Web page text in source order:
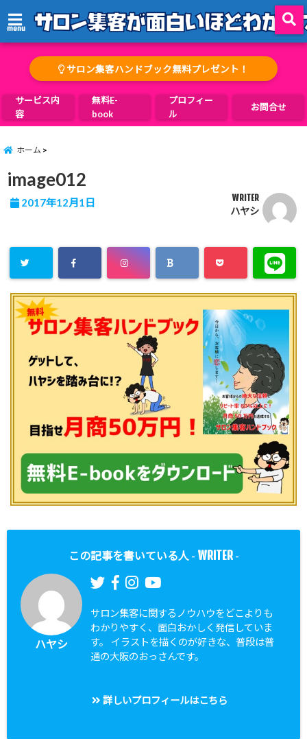
menu
サロン集客ハンドブック無料プレゼント！
サービス内
容
無料E-
book
プロフィー
ル
お問合せ
ホーム
image012
2017年12月1日 WRITER
ハヤシ
この記事を書いている人 - WRITER-
ハヤシ
サロン集客に関するノウハウをどこよりも
わかりやすく、面白おかしく発信していま
す。 イラストを描くのが好きな、普段は普
通の大阪のおっさんです。
詳しいプロフィールはこちら